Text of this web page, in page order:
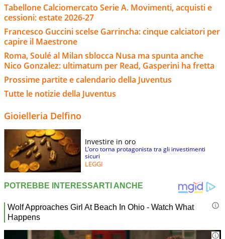
Tabellone Calciomercato Serie A. Movimenti, acquisti e
cessioni: estate 2026-27
Francesco Guccini scelse Garrincha: cinque calciatori per
capire il Maestrone
Roma, Soulé al Milan sblocca Nusa ma spunta anche
Nico Gonzalez: ultimatum per Read, Gasperini ha fretta
Prossime partite e calendario della Juventus
Tutte le notizie della Juventus
Gioielleria Delfino
Investire in oro
L’oro torna protagonista tra gli investimenti
sicuri
LEGGI